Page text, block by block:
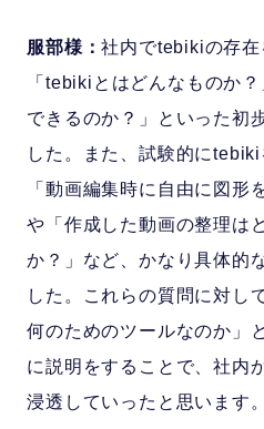
服部様：社内でtebikiの存在
「tebikiとはどんなものか
できるのか？」といった初
した。また、試験的に
「動画編集時に自由に図形
や「作成した動画の整理は
か？」など、かなり具体的
した。これらの質問に対し
何のためのツールなのか」
に説明をすることで、社内
浸透していったと思います。